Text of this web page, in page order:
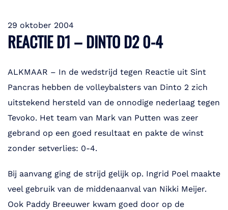
29 oktober 2004
REACTIE D1 – DINTO D2 0-4
ALKMAAR – In de wedstrijd tegen Reactie uit Sint
Pancras hebben de volleybalsters van Dinto 2 zich
uitstekend hersteld van de onnodige nederlaag tegen
Tevoko. Het team van Mark van Putten was zeer
gebrand op een goed resultaat en pakte de winst
zonder setverlies: 0-4.
Bij aanvang ging de strijd gelijk op. Ingrid Poel maakte
veel gebruik van de middenaanval van Nikki Meijer.
Ook Paddy Breeuwer kwam goed door op de